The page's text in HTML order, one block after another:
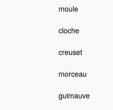
moule
cloche
creuset
morceau
guimauve